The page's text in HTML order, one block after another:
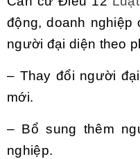
động, doanh
người đại diện theo
– Thay đổi người
mới.
– Bổ sung thêm
nghiệp.